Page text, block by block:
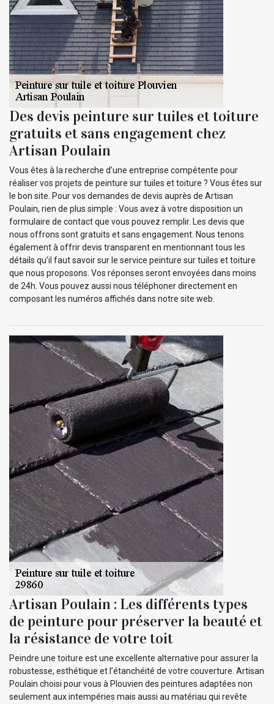
Des devis peinture sur tuiles et toiture
gratuits et sans engagement chez
Artisan Poulain
Vous êtes à la recherche d’une entreprise compétente pour
réaliser vos projets de peinture sur tuiles et toiture ? Vous êtes sur
le bon site. Pour vos demandes de devis auprès de Artisan
Poulain, rien de plus simple : Vous avez à votre disposition un
formulaire de contact que vous pouvez remplir. Les devis que
nous offrons sont gratuits et sans engagement. Nous tenons
également à offrir devis transparent en mentionnant tous les
détails qu’il faut savoir sur le service peinture sur tuiles et toiture
que nous proposons. Vos réponses seront envoyées dans moins
de 24h. Vous pouvez aussi nous téléphoner directement en
composant les numéros affichés dans notre site web.
Artisan Poulain : Les différents types
de peinture pour préserver la beauté et
la résistance de votre toit
Peindre une toiture est une excellente alternative pour assurer la
robustesse, esthétique et l’étanchéité de votre couverture. Artisan
Poulain choisi pour vous à Plouvien des peintures adaptées non
seulement aux intempéries mais aussi au matériau qui revête